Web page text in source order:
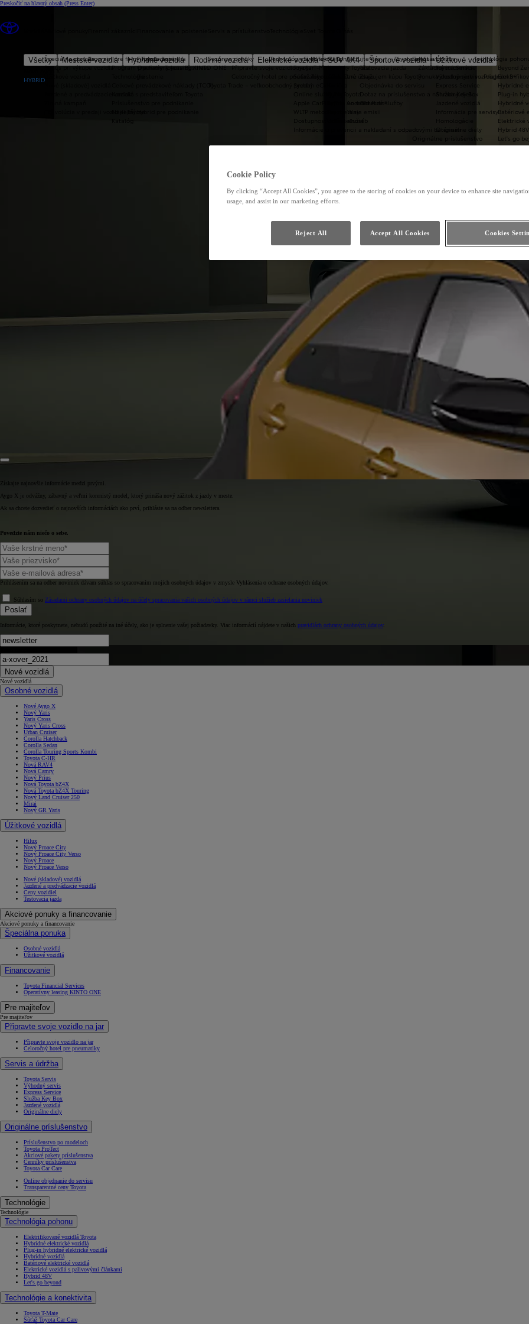
Preskočiť na hlavný obsah (Press Enter)
Všetky Mestské vozidlá Hybridné vozidlá Rodinné vozidlá Elektrické vozidlá SUV 4X4 Športové vozidlá
Úžitkové vozidlá
HYBRID
vr. zvýhodnenia1 000 €
a bonusu za výkup
Nový Yaris Cross
HYBRID
Špeciálna ponuka
Bonus pri výkupe vozidla
Program pre firmy Toyota Business
Program pre firmy Toyota Business
Toyota prestavby
Základné informácie
Ponuka dostupných vozidiel
Financovanie
Operatívny leasing KINTO ONE
Sezónne ponuky
Připravte svoje vozidlo na jar
Servis a údržba
Toyota Servis
Výhodný servis - Program 3+
Express Service
Služba Key Box
Jazdené vozidlá
Informácia pre servisy
Originálne diely
Originálne príslušenstvo
Zabezpečenie vozidiel
Cenníky príslušenstva
Technológie a konektivita
Toyota T-Mate
Apple CarPlay™ a Android Auto®
Dostupnosť online služieb
Technológia pohonu
Beyond Zero
Hybridné
Plug-in
Hybridné
Batériové
Elektrické
Hybrid 48V
Let's go
Svet Toyota
Novinky Toyota
Toyota vo svete
Udržateľnosť
Kontaktujte nás
Testovacia jazda
Ostatné služby
AYGO X NEWSLETTER
Získajte najnovšie informácie medzi prvými.
Aygo X je odvážny, zábavný a veľmi korenistý model, ktorý prináša nový zážitok z jazdy v meste.
Ak sa chcete dozvedieť o najnovších informáciách ako prví, prihláste sa na odber newslettera.
Povedzte nám niečo o sebe.
Prihlásením sa na odber noviniek dávam súhlas so spracovaním mojich osobných údajov v zmysle Vyhlásenia o ochrane osobných údajov.
Súhlasím so Zásadami ochrany osobných údajov na účely spracovania vašich osobných údajov v rámci služieb zasielania noviniek
Poslať
Informácie, ktoré poskytnete, nebudú použité na iné účely, ako je splnenie vašej požiadavky. Viac informácií nájdete v našich pravidlách ochrany osobných údajov.
Nové vozidlá
Nové vozidlá
Osobné vozidlá
Nové Aygo X
Nový Yaris
Yaris Cross
Nový Yaris Cross
Urban Cruiser
Corolla Hatchback
Corolla Sedan
Corolla Touring Sports Kombi
Toyota C-HR
Nová RAV4
Nová Camry
Nový Prius
Nová Toyota bZ4X
Nová Toyota bZ4X Touring
Nový Land Cruiser 250
Mirai
Nový GR Yaris
Úžitkové vozidlá
Hilux
Nový Proace City
Nový Proace City Verso
Nový Proace
Nový Proace Verso
Nové (skladové) vozidlá
Jazdené a predvádzacie vozidlá
Ceny vozidiel
Testovacia jazda
Akciové ponuky a financovanie
Akciové ponuky a financovanie
Špeciálna ponuka
Osobné vozidlá
Úžitkové vozidlá
Financovanie
Toyota Financial Services
Operatívny leasing KINTO ONE
Pre majiteľov
Pre majiteľov
Připravte svoje vozidlo na jar
Připravte svoje vozidlo na jar
Celoročný hotel pre pneumatiky
Servis a údržba
Toyota Servis
Výhodný servis
Express Service
Služba Key Box
Jazdené vozidlá
Originálne diely
Originálne príslušenstvo
Príslušenstvo po modeloch
Toyota ProTect
Akciové pakety príslušenstva
Cenníky príslušenstva
Toyota Car Care
Online objednanie do servisu
Transparentné ceny Toyota
Technológie
Technológie
Technológia pohonu
Elektrifikované vozidlá Toyota
Hybridné elektrické vozidlá
Plug-in hybridné elektrické vozidlá
Hybridné vozidlá
Batériové elektrické vozidlá
Elektrické vozidlá s palivovými článkami
Hybrid 48V
Let's go beyond
Technológie a konektivita
Toyota T-Mate
Súťaž Toyota Car Care
Cookie Policy
By clicking “Accept All Cookies”, you agree to the storing of cookies on your device to enhance site
usage, and assist in our marketing efforts.
Cookies
Reject All Accept All Cookies